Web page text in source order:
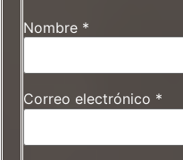
Nombre *
Correo electrónico *